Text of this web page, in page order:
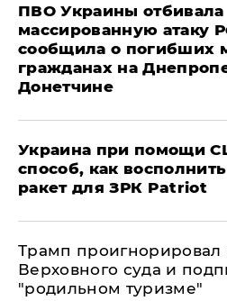
ПВО Украины отбивала
массированную атаку
сообщила о погибших
гражданах на
Донетчине
Украина при помощи
способ, как
ракет для ЗРК Patriot
Трамп
Верховного суда и
"родильном туризме"